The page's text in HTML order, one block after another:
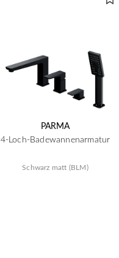
PARMA
4-Loch-Badewannenarmatur
Schwarz matt (BLM)